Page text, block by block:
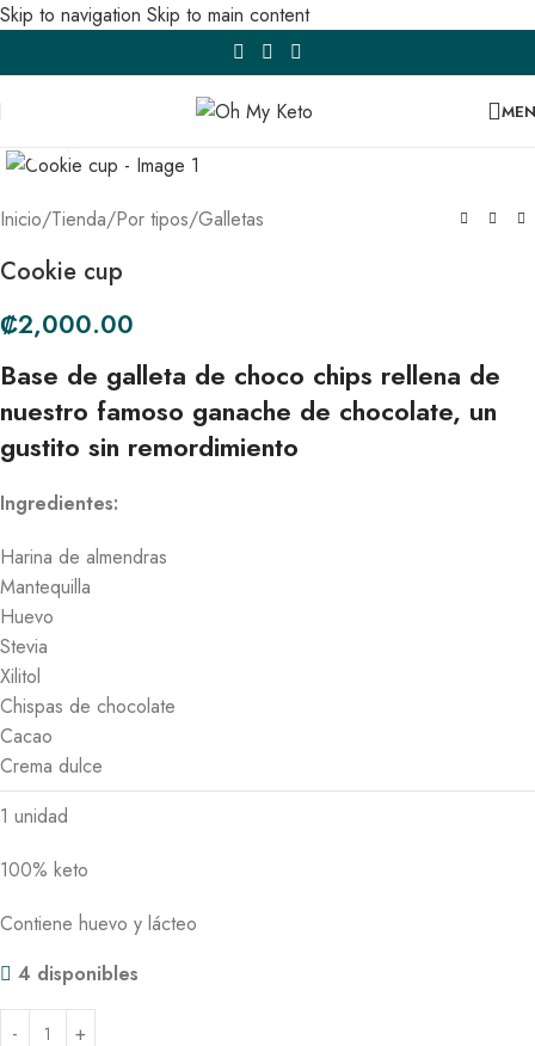
Skip to navigation Skip to main content
Inicio/Tienda/Por tipos/Galletas
Cookie cup
₡2,000.00
Base de galleta de choco chips rellena de
nuestro famoso ganache de chocolate, un
gustito sin remordimiento
Ingredientes:
Harina de almendras
Mantequilla
Huevo
Stevia
Xilitol
Chispas de chocolate
Cacao
Crema dulce
1 unidad
100% keto
Contiene huevo y lácteo
4 disponibles